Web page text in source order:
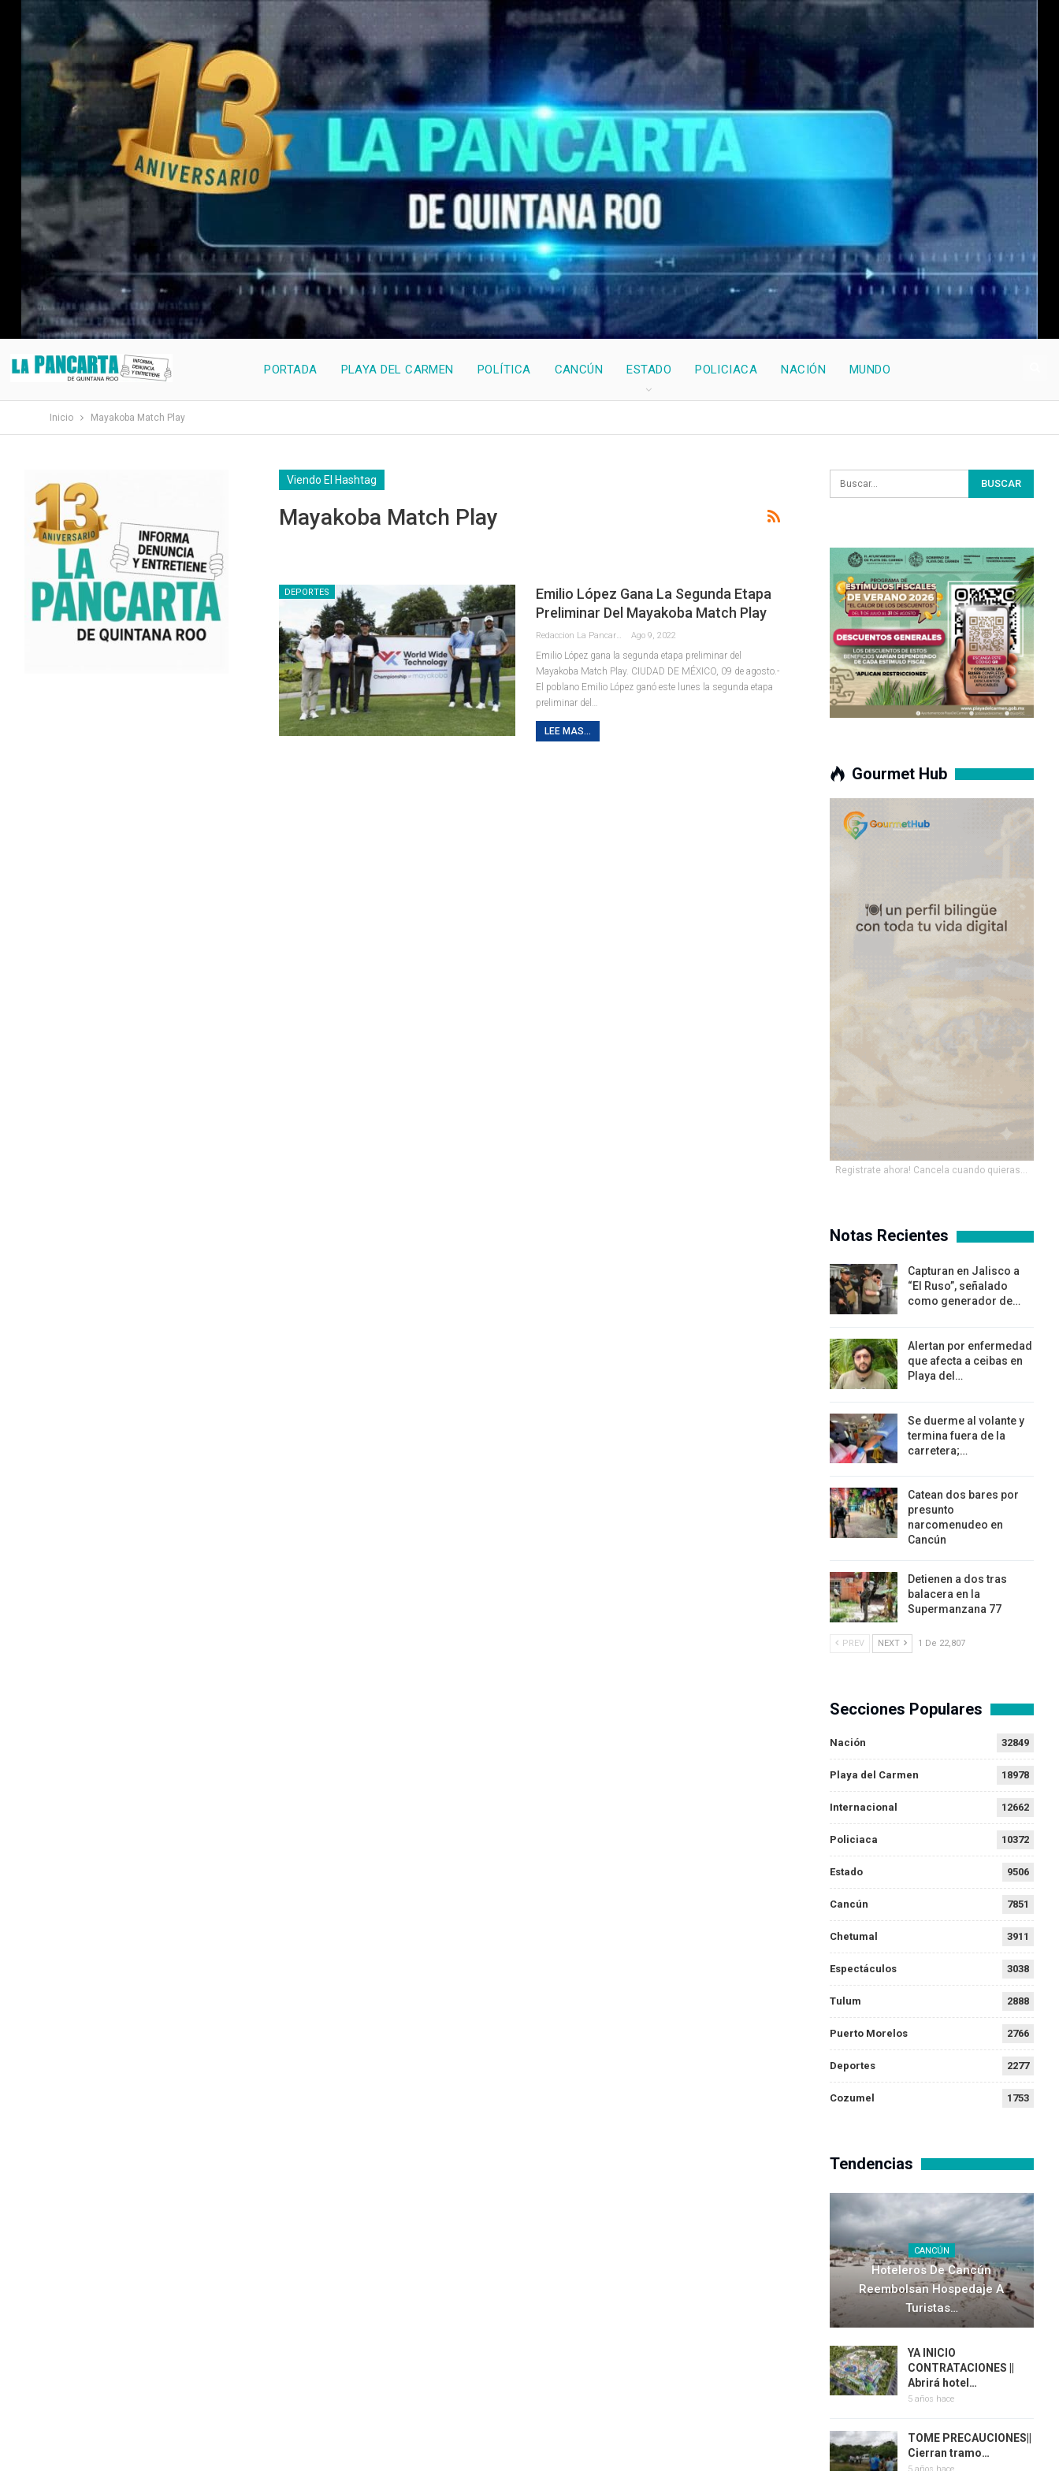
PORTADA PLAYA DEL CARMEN POLÍTICA CANCÚN ESTADO POLICIACA NACIÓN MUNDO
Inicio Mayakoba Match Play
Viendo El Hashtag
Mayakoba Match Play
DEPORTES
Emilio López Gana La Segunda Etapa
Preliminar Del Mayakoba Match Play
Ago 9, 2022
Emilio López gana la segunda etapa preliminar del
Mayakoba Match Play. CIUDAD DE MÉXICO, 09 de agosto.-
El poblano Emilio López ganó este lunes la segunda etapa
preliminar del
LEE MAS...
Gourmet Hub
Registrate ahora! Cancela cuando quieras...
Notas Recientes
Capturan en Jalisco a
“El Ruso”, señalado
como generador de…
Alertan por enfermedad
que afecta a ceibas en
Playa del…
Se duerme al volante y
termina fuera de la
carretera;…
Catean dos bares por
presunto
narcomenudeo en
Cancún
Detienen a dos tras
balacera en la
Supermanzana 77
PREV NEXT 1 De 22,807
Secciones Populares
Nación 32849
Playa del Carmen 18978
Internacional 12662
Policiaca 10372
Estado 9506
Cancún 7851
Chetumal 3911
Espectáculos 3038
Tulum 2888
Puerto Morelos 2766
Deportes 2277
Cozumel 1753
Tendencias
CANCÚN
Hoteleros De Cancún
Reembolsan Hospedaje A
Turistas…
YA INICIO
CONTRATACIONES ||
Abrirá hotel…
5 años hace
TOME PRECAUCIONES||
Cierran tramo…
5 años hace